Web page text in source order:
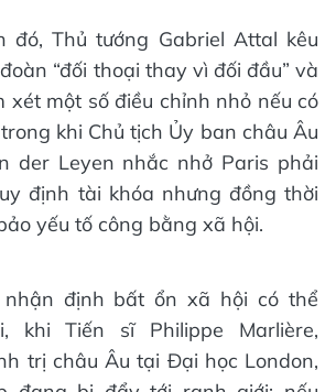
đó, Thủ tướng Gabriel Attal kêu
“đối thoại thay vì đối đầu” và
xét một số điều chỉnh nhỏ nếu có
khi Chủ tịch Ủy ban châu Âu
der Leyen nhắc nhở Paris phải
định tài khóa nhưng đồng thời
yếu tố công bằng xã hội.
nhận định bất ổn xã hội có thể
khi Tiến sĩ Philippe Marlière,
trị châu Âu tại Đại học London,